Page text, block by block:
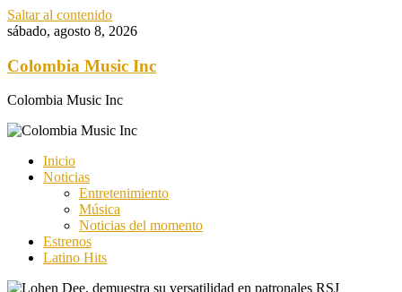
Saltar al contenido
sábado, agosto 8, 2026
Colombia Music Inc
Colombia Music Inc
Inicio
Noticias
Entretenimiento
Música
Noticias del momento
Estrenos
Latino Hits